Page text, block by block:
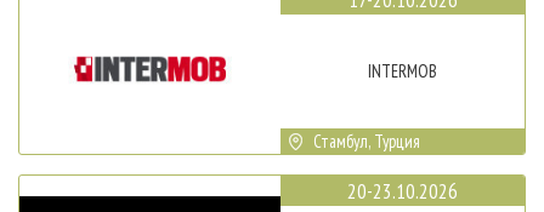
INTERMOB
Стамбул, Турция
20-23.10.2026